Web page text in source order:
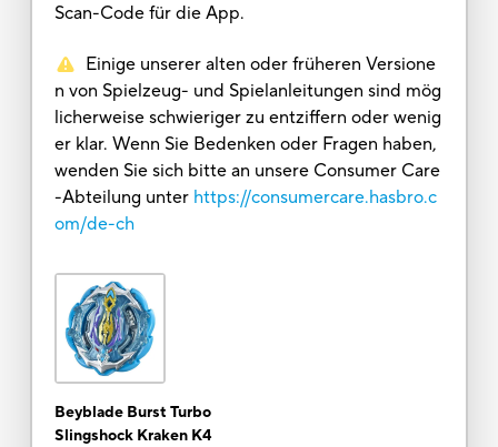
Scan-Code für die App.
Einige unserer alten oder früheren Versione
n von Spielzeug- und Spielanleitungen sind mög
licherweise schwieriger zu entziffern oder wenig
er klar. Wenn Sie Bedenken oder Fragen haben,
wenden Sie sich bitte an unsere Consumer Care
-Abteilung unter https://consumercare.hasbro.c
om/de-ch
Beyblade Burst Turbo
Slingshock Kraken K4